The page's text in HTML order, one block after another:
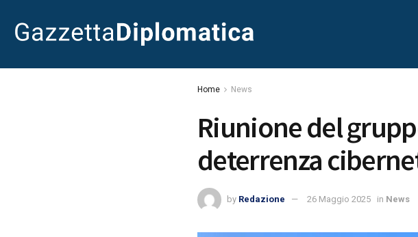
Home News
Riunione del
deterrenza
by Redazione 26 Maggio 2025 in News